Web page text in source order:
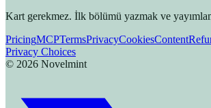
Kart gerekmez. İlk bölümü yazmak ve
PricingMCPTermsPrivacyCookiesContent
Privacy Choices
© 2026 Novelmint